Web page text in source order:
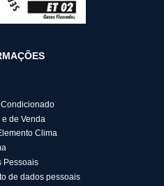
de Venda
Clima
Pessoais
de dados pessoais